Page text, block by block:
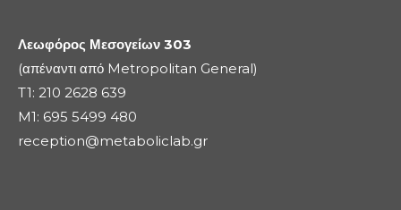
Λεωφόρος Μεσογείων 303
(απέναντι από Metropolitan General)
T1: 210 2628 639
M1: 695 5499 480
reception@metaboliclab.gr